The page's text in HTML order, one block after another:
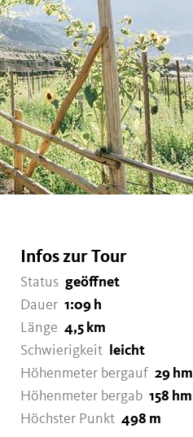
Infos zur Tour
Status geöffnet
Dauer 1:09 h
Länge 4,5 km
Schwierigkeit
leicht
Höhenmeter bergauf 29 hm
Höhenmeter bergab 158 hm
Höchster Punkt 498 m